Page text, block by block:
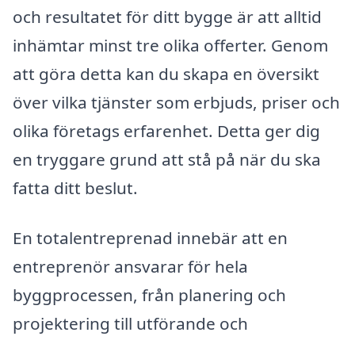
och resultatet för ditt bygge är att alltid
inhämtar minst tre olika offerter. Genom
att göra detta kan du skapa en översikt
över vilka tjänster som erbjuds, priser och
olika företags erfarenhet. Detta ger dig
en tryggare grund att stå på när du ska
fatta ditt beslut.
En totalentreprenad innebär att en
entreprenör ansvarar för hela
byggprocessen, från planering och
projektering till utförande och